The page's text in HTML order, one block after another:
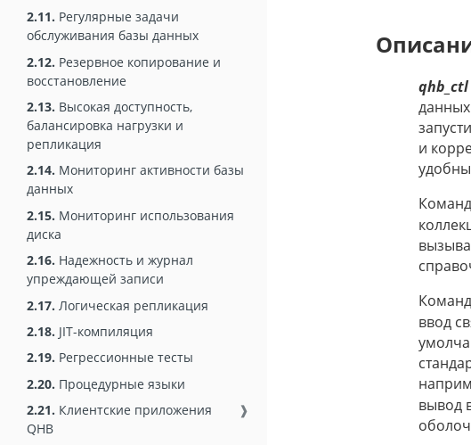
2.11. Регулярные задачи
обслуживания базы данных
2.12. Резервное копирование и
восстановление
2.13. Высокая доступность,
балансировка нагрузки и
репликация
2.14. Мониторинг активности базы
данных
2.15. Мониторинг использования
диска
2.16. Надежность и журнал
упреждающей записи
2.17. Логическая репликация
2.18. JIT-компиляция
2.19. Регрессионные тесты
2.20. Процедурные языки
2.21. Клиентские приложения
QHB
❱
qhb_ctl
данных
и
ввод
вывод